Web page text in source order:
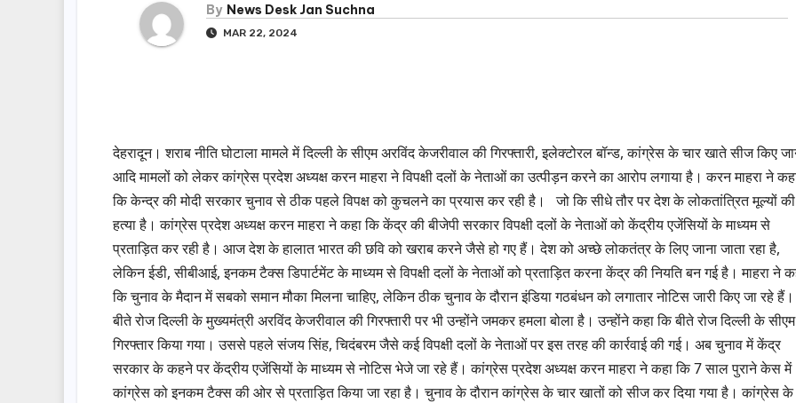
By News Desk Jan Suchna
MAR 22, 2024
देहरादून। शराब नीति घोटाला मामले में दिल्ली के सीएम अरविंद केजरीवाल की गिरफ्तारी, इलेक्टोरल बॉन्ड, कांग्रेस के चार खाते सीज किए
आदि मामलों को लेकर कांग्रेस प्रदेश अध्यक्ष करन माहरा ने विपक्षी दलों के नेताओं का उत्पीड़न करने का आरोप लगाया है। करन माहरा ने
कि केन्द्र की मोदी सरकार चुनाव से ठीक पहले विपक्ष को कुचलने का प्रयास कर रही है। जो कि सीधे तौर पर देश के लोकतांत्रित मूल्यों की
हत्या है। कांग्रेस प्रदेश अध्यक्ष करन माहरा ने कहा कि केंद्र की बीजेपी सरकार विपक्षी दलों के नेताओं को केंद्रीय एजेंसियों के माध्यम से
प्रताड़ित कर रही है। आज देश के हालात भारत की छवि को खराब करने जैसे हो गए हैं। देश को अच्छे लोकतंत्र के लिए जाना जाता रहा है,
लेकिन ईडी, सीबीआई, इनकम टैक्स डिपार्टमेंट के माध्यम से विपक्षी दलों के नेताओं को प्रताड़ित करना केंद्र की नियति बन गई है। माहरा ने
कि चुनाव के मैदान में सबको समान मौका मिलना चाहिए, लेकिन ठीक चुनाव के दौरान इंडिया गठबंधन को लगातार नोटिस जारी किए जा रहे हैं।
बीते रोज दिल्ली के मुख्यमंत्री अरविंद केजरीवाल की गिरफ्तारी पर भी उन्होंने जमकर हमला बोला है। उन्होंने कहा कि बीते रोज दिल्ली के
गिरफ्तार किया गया। उससे पहले संजय सिंह, चिदंबरम जैसे कई विपक्षी दलों के नेताओं पर इस तरह की कार्रवाई की गई। अब चुनाव में केंद्र
सरकार के कहने पर केंद्रीय एजेंसियों के माध्यम से नोटिस भेजे जा रहे हैं। कांग्रेस प्रदेश अध्यक्ष करन माहरा ने कहा कि 7 साल पुराने केस में
कांग्रेस को इनकम टैक्स की ओर से प्रताड़ित किया जा रहा है। चुनाव के दौरान कांग्रेस के चार खातों को सीज कर दिया गया है। कांग्रेस के